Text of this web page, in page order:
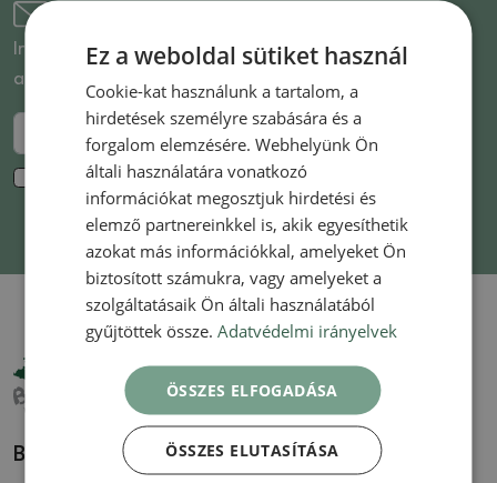
Iratkozzon fel hírlevelünkre, és elsőként értesülhet az
akciós termékekről és újdonságokról!
Hozzájárulok aszemélyes adatok
feldolgozásához. *
Bonsai Központ Libčany
Ez a weboldal sütiket használ
Cookie-kat használunk a tartalom, a
hirdetések személyre szabására és a
forgalom elemzésére. Webhelyünk Ön
általi használatára vonatkozó
információkat megosztjuk hirdetési és
elemző partnereinkkel is, akik egyesíthetik
azokat más információkkal, amelyeket Ön
biztosított számukra, vagy amelyeket a
szolgáltatásaik Ön általi használatából
gyűjtöttek össze.Adatvédelmi irányelvek
ÖSSZES ELFOGADÁSA
ÖSSZES ELUTASÍTÁSA